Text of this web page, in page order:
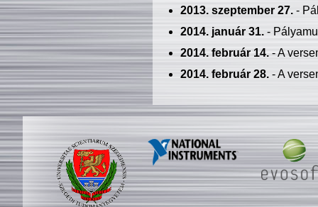
2013. szeptember 27.-
2014. január 31.-
2014. február 14.- A
2014. február 28.- A